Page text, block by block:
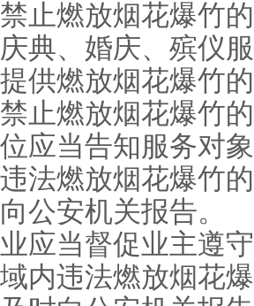
止燃放烟花爆竹
典、婚庆、殡仪
供燃放烟花爆竹
止燃放烟花爆竹
应当告知服务对
法燃放烟花爆竹
公安机关报告。
应当督促业主遵
内违法燃放烟花